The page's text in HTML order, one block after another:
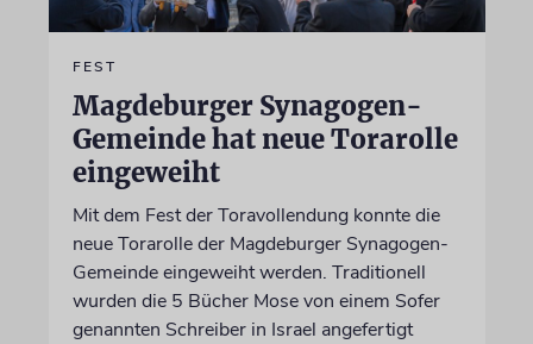
FEST
Magdeburger Synagogen-
Gemeinde hat neue Torarolle
eingeweiht
Mit dem Fest der Toravollendung konnte die
neue Torarolle der Magdeburger Synagogen-
Gemeinde eingeweiht werden. Traditionell
wurden die 5 Bücher Mose von einem Sofer
genannten Schreiber in Israel angefertigt